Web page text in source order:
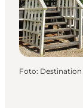
Book
Praktisk
Foto: